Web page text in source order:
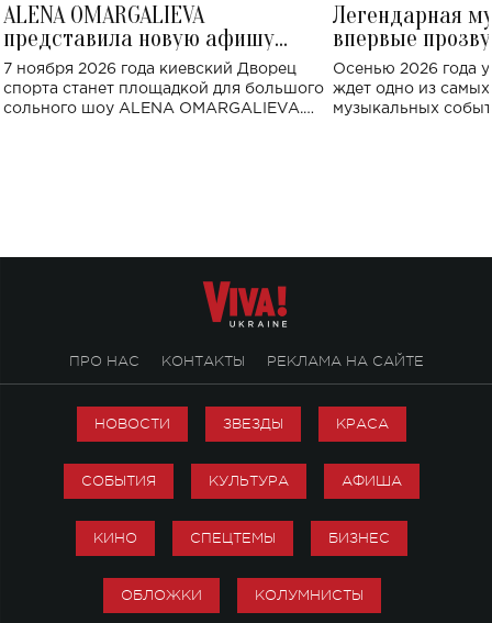
ALENA OMARGALIEVA
представила новую афишу
большого концерта во Дворце
спорта
7 ноября 2026 года киевский Дворец
спорта станет площадкой для большого
сольного шоу ALENA OMARGALIEVA.
Легендарная
впервые
Украине: где
Осенью 2026 года
ждет одно из
музыкальных
ПРО НАС КОНТАКТЫ РЕКЛАМА НА САЙТЕ
НОВОСТИ ЗВЕЗДЫ КРАСА
СОБЫТИЯ КУЛЬТУРА АФИША
КИНО СПЕЦТЕМЫ БИЗНЕС
ОБЛОЖКИ КОЛУМНИСТЫ